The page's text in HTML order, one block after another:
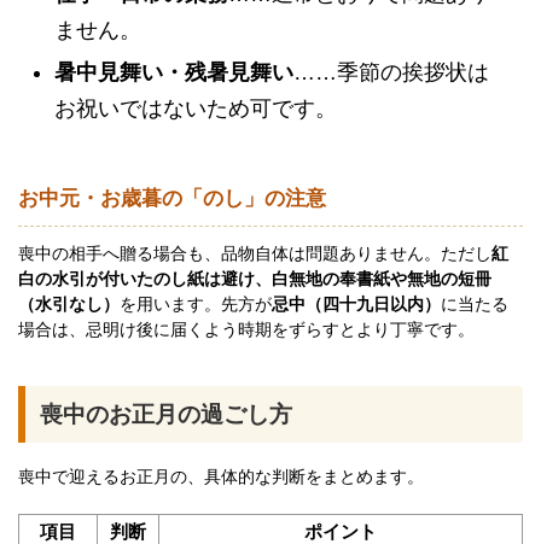
ません。
暑中見舞い・残暑見舞い……季節の挨拶状は
お祝いではないため可です。
お中元・お歳暮の「のし」の注意
喪中の相手へ贈る場合も、品物自体は問題ありません。ただし紅
白の水引が付いたのし紙は避け、白無地の奉書紙や無地の短冊
（水引なし） を用います。先方が忌中（四十九日以内） に当たる
場合は、忌明け後に届くよう時期をずらすとより丁寧です。
喪中のお正月の過ごし方
喪中で迎えるお正月の、具体的な判断をまとめます。
項目 判断 ポイント